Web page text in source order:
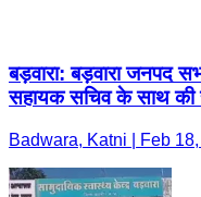
बड़वारा: बड़वारा जनपद
सहायक सचिव के साथ की
Badwara, Katni | Feb